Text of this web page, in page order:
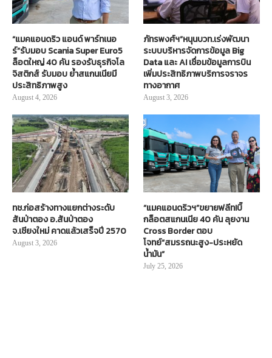
“แมคแอนดริว แอนด์ พาร์ทเนอ
ร์”รับมอบ Scania Super Euro5
ล็อตใหญ่ 40 คัน รองรับธุรกิจโล
จิสติกส์ รับมอบ ย้ำสแกนเนียมี
ประสิทธิภาพสูง
August 4, 2026
ภัทรพงศ์ฯ”หนุนบวท.เร่งพัฒนา
ระบบบริหารจัดการข้อมูล Big
Data และ AI เชื่อมข้อมูลการบิน
เพิ่มประสิทธิภาพบริการจราจร
ทางอากาศ
August 3, 2026
ทช.ก่อสร้างทางแยกต่างระดับ
สันป่าตอง อ.สันป่าตอง
จ.เชียงใหม่ คาดแล้วเสร็จปี 2570
August 3, 2026
“แมคแอนดริวฯ”ขยายฟลีท!บิ๊
กล็อตสแกนเนีย 40 คัน ลุยงาน
Cross Border ตอบ
โจทย์“สมรรถนะสูง-ประหยัด
น้ำมัน”
July 25, 2026